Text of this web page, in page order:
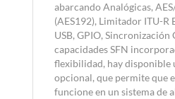
abarcando Analógicas,
(AES192), Limitador ITU-R
USB, GPIO, Sincronización
capacidades SFN
flexibilidad, hay disponible
opcional, que permite que
funcione en un sistema de